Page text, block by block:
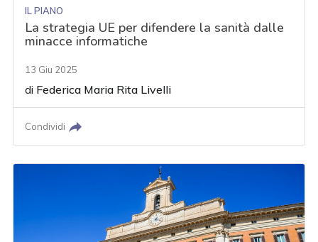
IL PIANO
La strategia UE per difendere la sanità dalle
minacce informatiche
13 Giu 2025
di Federica Maria Rita Livelli
Condividi